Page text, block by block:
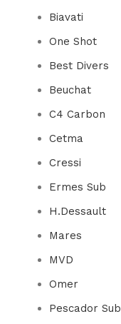
Biavati
One Shot
Best Divers
Beuchat
C4 Carbon
Cetma
Cressi
Ermes Sub
H.Dessault
Mares
MVD
Omer
Pescador Sub